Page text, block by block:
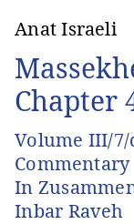
Anat Israeli
Chapter
Volume III/
Commentary
In
Inbar Raveh